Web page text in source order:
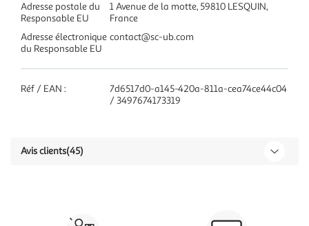
Adresse postale du
Responsable EU
1 Avenue de la motte, 59810 LESQUIN,
France
Adresse électronique
du Responsable EU
contact@sc-ub.com
Réf / EAN :
7d6517d0-a145-420a-811a-cea74ce44c04
/ 3497674173319
Avis clients(45)